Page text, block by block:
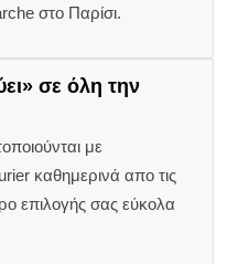
στο Παρίσι.
σε όλη την
με
καθημερινά απο τις
επιλογής σας εύκολα